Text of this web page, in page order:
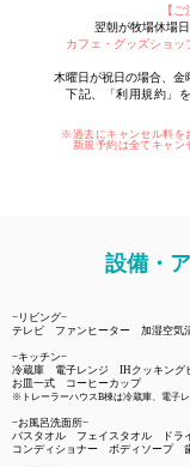
【ご
翌朝が牧場休場
カフェ・グッズショッ
木曜日が祝日の場合、金
下記、「利用規約」
※過去にキャンセル料を
新規予約は全てキャン
設備・
−リビング−
テレビ ファンヒーター 加湿空気
−キッチン−
冷蔵庫 電子レンジ IHクッキン
お皿一式 コーヒーカップ
※トレーラーハウスB棟は冷蔵庫、電子
−お風呂洗面所−
バスタオル フェイスタオル ​ドラ
コンディショナー ボディソープ